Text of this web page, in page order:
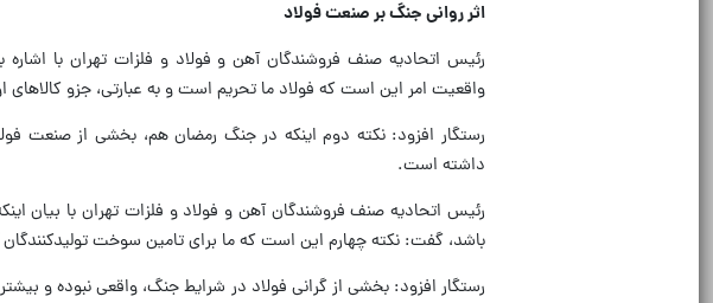
اثر روانی جنگ بر صنعت فولاد
رئیس اتحادیه صنف فروشندگان آهن و فولاد و فلزات تهران با
واقعیت امر این است که فولاد ما تحریم است و به عبارتی، جزو کالاهای
رستگار افزود: نکته دوم اینکه در جنگ رمضان هم، بخشی از صنعت
داشته است.
رئیس اتحادیه صنف فروشندگان آهن و فولاد و فلزات تهران با بیان
باشد، گفت: نکته چهارم این است که ما برای تامین سوخت
رستگار افزود: بخشی از گرانی فولاد در شرایط جنگ، واقعی نبوده و